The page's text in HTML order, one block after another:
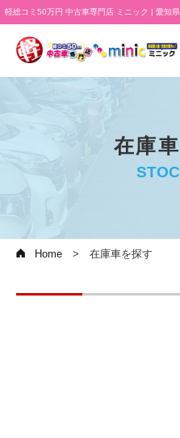
軽総コミ50万円 中古車専門店 ミニック | 愛知
在庫
Home 在庫車を探す